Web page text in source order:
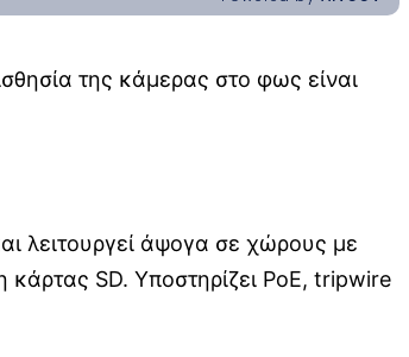
της κάμερας στο φως είναι
λειτουργεί άψογα σε χώρους με
SD. Υποστηρίζει PoE, tripwire